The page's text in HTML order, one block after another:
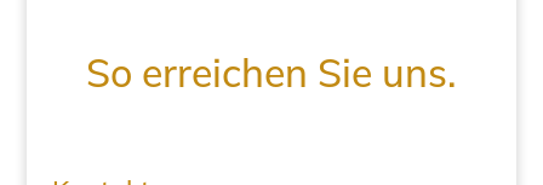
So erreichen Sie uns.